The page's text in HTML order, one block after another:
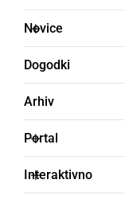
Novice
Dogodki
Arhiv
Portal
Interaktivno